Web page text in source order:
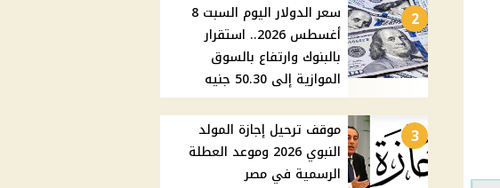
2
سعر الدولار اليوم السبت 8
أغسطس 2026.. استقرار
بالبنوك وارتفاع بالسوق
الموازية إلى 50.30 جنيه
3
موقف ترحيل إجازة المولد
النبوي 2026 وموعد العطلة
الرسمية في مصر